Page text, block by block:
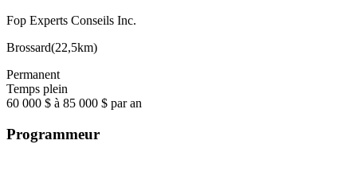
Fop Experts Conseils Inc.
Brossard(22,5km)
Permanent
Temps plein
60 000 $ à 85 000 $ par an
Programmeur